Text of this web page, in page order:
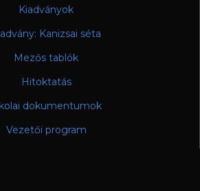
Kiadványok
Kanizsai séta
Mezős tablók
Hitoktatás
dokumentumok
Vezetői program